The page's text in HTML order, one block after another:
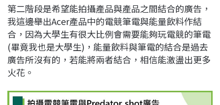
第二階段是希望能拍攝產品與產品之間結合的廣告，
我這邊舉出Acer產品中的電競筆電與能量飲料作結
合，因為大學生有很大比例會需要能夠玩電競的筆電
(畢竟我也是大學生)，能量飲料與筆電的結合是過去
廣告所沒有的，若能將兩者結合，相信能激盪出更多
火花。